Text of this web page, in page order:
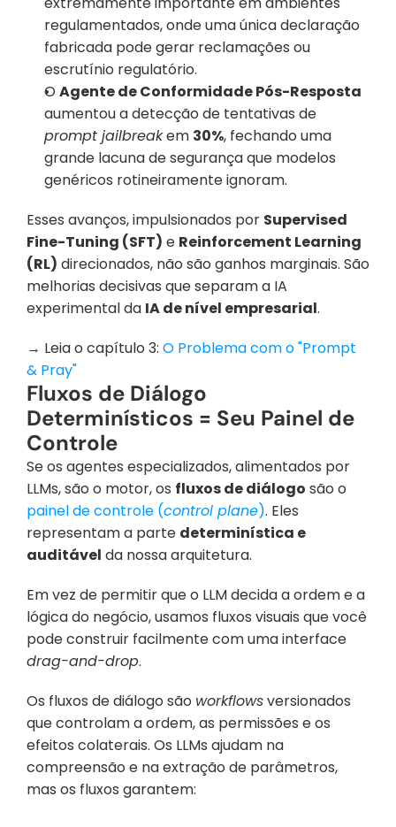
regulamentados, onde uma única declaração
fabricada pode gerar reclamações ou
escrutínio regulatório.
O Agente de Conformidade Pós-Resposta
aumentou a detecção de tentativas de
prompt jailbreak em 30%, fechando uma
grande lacuna de segurança que modelos
genéricos rotineiramente ignoram.
Esses avanços, impulsionados por Supervised
Fine-Tuning (SFT) e Reinforcement Learning
(RL) direcionados, não são ganhos marginais. São
melhorias decisivas que separam a IA
experimental da IA de nível empresarial.
‭→ Leia o capítulo 3: O Problema com o "Prompt
& Pray"
Fluxos de Diálogo
Determinísticos = Seu Painel de
Controle
Se os agentes especializados, alimentados por
LLMs, são o motor, os fluxos de diálogo
painel de controle (control plane). Eles
representam a parte determinística e
auditável da nossa arquitetura.
Em vez de permitir que o LLM decida a ordem e a
lógica do negócio, usamos fluxos visuais que você
pode construir facilmente com uma interface
drag-and-drop.
Os fluxos de diálogo são workflows versionados
que controlam a ordem, as permissões e os
efeitos colaterais. Os LLMs ajudam na
compreensão e na extração de parâmetros,
mas os fluxos garantem: